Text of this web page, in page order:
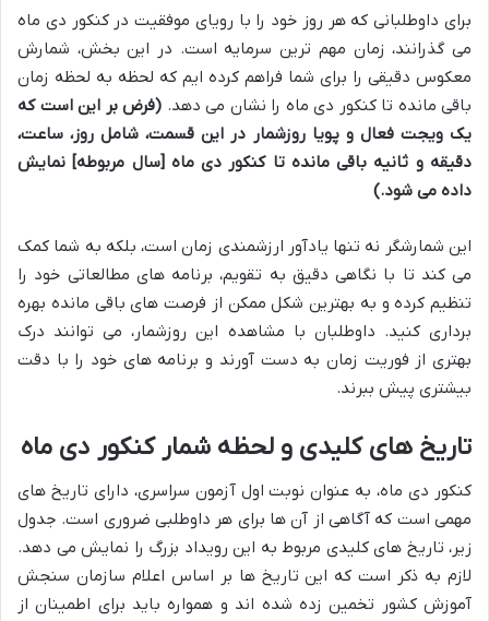
برای داوطلبانی که هر روز خود را با رویای موفقیت در کنکور دی ماه
می گذرانند، زمان مهم ترین سرمایه است. در این بخش، شمارش
معکوس دقیقی را برای شما فراهم کرده ایم که لحظه به لحظه زمان
باقی مانده تا کنکور دی ماه را نشان می دهد. (فرض بر این است که
یک ویجت فعال و پویا روزشمار در این قسمت، شامل روز، ساعت،
دقیقه و ثانیه باقی مانده تا کنکور دی ماه [سال مربوطه] نمایش
داده می شود.)
این شمارشگر نه تنها یادآور ارزشمندی زمان است، بلکه به شما کمک
می کند تا با نگاهی دقیق به تقویم، برنامه های مطالعاتی خود را
تنظیم کرده و به بهترین شکل ممکن از فرصت های باقی مانده بهره
برداری کنید. داوطلبان با مشاهده این روزشمار، می توانند درک
بهتری از فوریت زمان به دست آورند و برنامه های خود را با دقت
بیشتری پیش ببرند.
تاریخ های کلیدی و لحظه شمار کنکور دی ماه
کنکور دی ماه، به عنوان نوبت اول آزمون سراسری، دارای تاریخ های
مهمی است که آگاهی از آن ها برای هر داوطلبی ضروری است. جدول
زیر، تاریخ های کلیدی مربوط به این رویداد بزرگ را نمایش می دهد.
لازم به ذکر است که این تاریخ ها بر اساس اعلام سازمان سنجش
آموزش کشور تخمین زده شده اند و همواره باید برای اطمینان از